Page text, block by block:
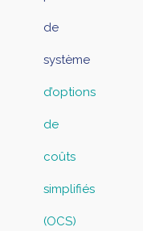
de
système
d’options
de
coûts
simplifiés
(OCS)